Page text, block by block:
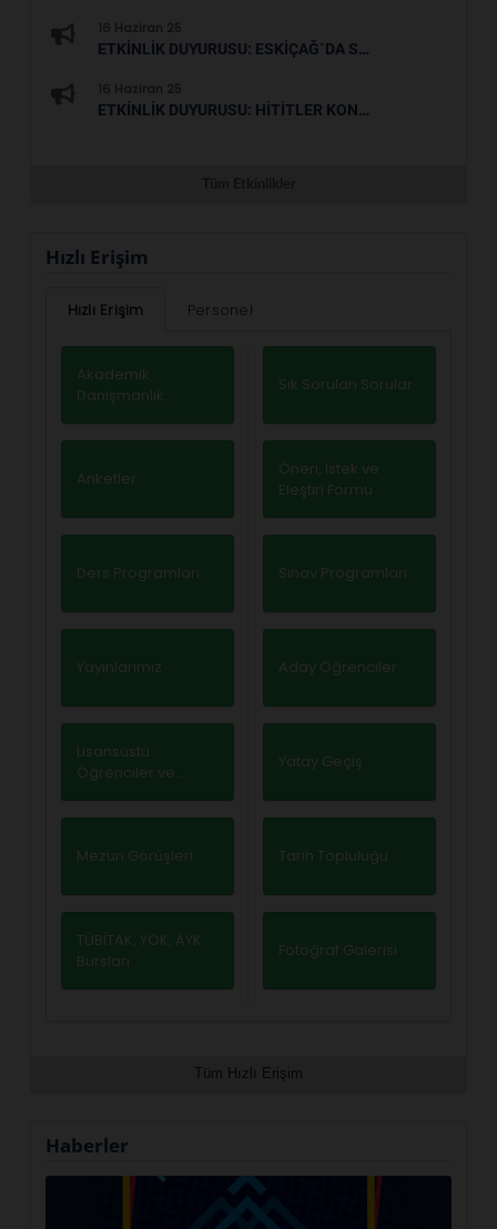
ETKINLIK DUYURUSU: ESKIÇAĞ`DA SERAMIK, ÇOCUKLAR SERAMIKLE TANIŞIYOR
ETKINLIK DUYURUSU: HITITLER KONFERANSI
Hızlı Erişim
Hızlı Erişim Personel
Akademik
Danışmanlık
Sık Sorulan Sorular
Anketler
Öneri, İstek ve
Eleştiri Formu
Ders Programları Sınav Programları
Yayınlarımız Aday Öğrenciler
Lisansüstü
Öğrenciler ve
Yatay Geçiş
Mezun Görüşleri Tarih Topluluğu
TÜBİTAK, YÖK, AYK
Bursları
Fotoğraf Galerisi
Tüm Hızlı Erişim
Haberler